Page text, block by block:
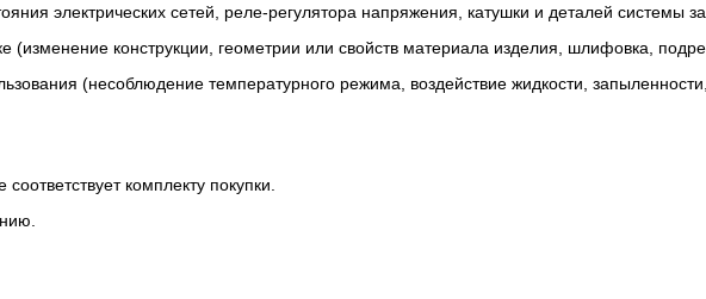
электрических сетей, реле-регулятора напряжения, катушки и деталей системы
конструкции, геометрии или свойств материала изделия, шлифовка,
(несоблюдение температурного режима, воздействие жидкости,
комплекту покупки.